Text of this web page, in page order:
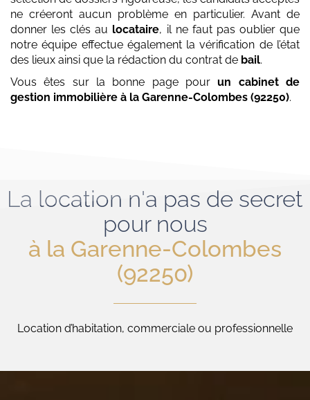
ne créeront aucun problème en particulier. Avant de
donner les clés au locataire, il ne faut pas oublier que
notre équipe effectue également la vérification de l’état
des lieux ainsi que la rédaction du contrat de bail.
Vous êtes sur la bonne page pourun cabinet de
gestion immobilière à la Garenne-Colombes (92250).
La location n'a pas de secret
pour nous
à la Garenne-Colombes
(92250)
Location d’habitation, commerciale ou professionnelle